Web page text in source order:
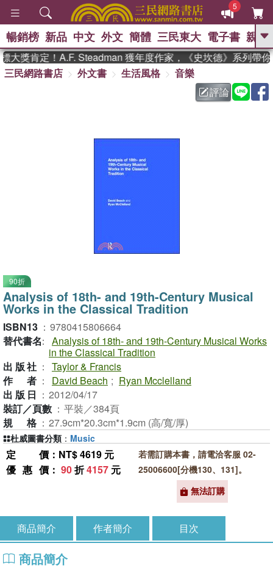
5
GO
熱搜： 東野圭吾 、
父親節 、 如果歷
暑期推薦 、 國際布克
偉大的迷走神經
暢銷榜 新品 中文 外文 簡體 三民東大 電子書 親子
獎肯定！A.F. Steadman 獲年度作家，《史坎德》系列帶你
三民網路書店
外文書 生活風格
音樂
評論
90折
Analysis of 18th- and 19th-Century Musical
Works in the Classical Tradition
ISBN13 ： 9780415806664
替代書名： Analysis of 18th- and 19th-Century Musical Works
in the Classical Tradition
出版社 ： Taylor & Francis
作者 ： David Beach ; Ryan Mcclelland
出版日 ： 2012/04/17
裝訂／頁數 ： 平裝／384頁
規格 ： 27.9cm*20.3cm*1.9cm (高/寬/厚)
定價 ：NT$ 4619 元
優惠價 ： 90折4157 元
若需訂購本書，請電洽客服 02-
25006600[分機130、131]。
無法訂購
杜威圖書分類 ： Music
商品簡介 作者簡介 目次
商品簡介